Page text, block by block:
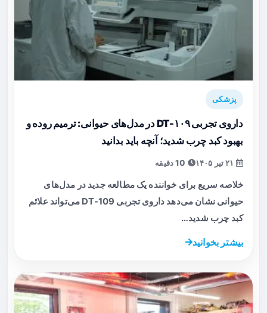
پزشکی
داروی تجربی DT-۱۰۹ در مدل‌های حیوانی: ترمیم روده و
بهبود کبد چرب شدید؛ آنچه باید بدانید
خلاصه سریع برای خواننده یک مطالعه جدید در مدل‌های
حیوانی نشان می‌دهد داروی تجربی DT-109 می‌تواند علائم
کبد چرب شدید…
بیشتر بخوانید